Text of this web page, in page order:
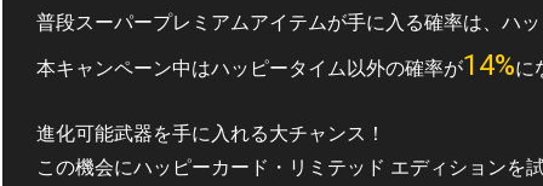
普段スーパープレミアムアイテムが手に入る確率は、ハ
本キャンペーン中はハッピータイム以外の確率が14%に
進化可能武器を手に入れる大チャンス！
この機会にハッピーカード・リミテッド エディションを